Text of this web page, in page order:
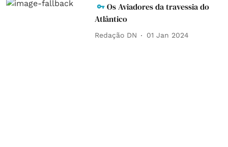
Os Aviadores da travessia do
Atlântico
Redação DN 01 Jan 2024